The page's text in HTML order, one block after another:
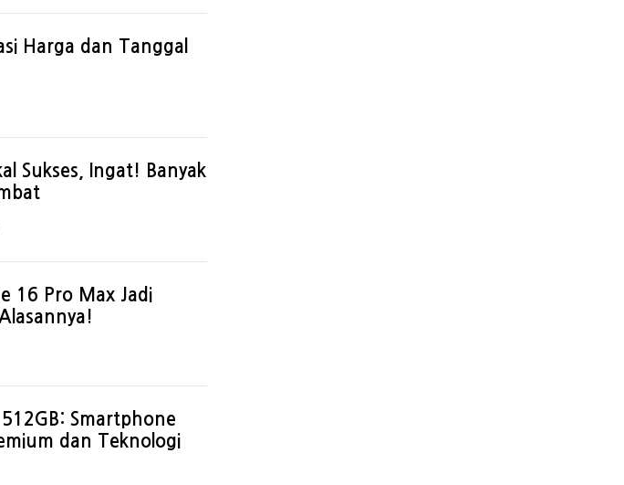
Harga dan Tanggal
Sukses, Ingat! Banyak
16 Pro Max Jadi
Smartphone
dan Teknologi